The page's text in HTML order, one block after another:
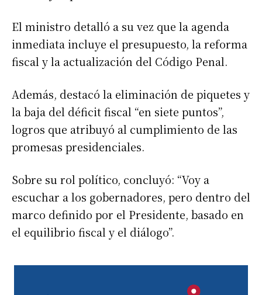
El ministro detalló a su vez que la agenda
inmediata incluye el presupuesto, la reforma
fiscal y la actualización del Código Penal.
Además, destacó la eliminación de piquetes y
la baja del déficit fiscal “en siete puntos”,
logros que atribuyó al cumplimiento de las
promesas presidenciales.
Sobre su rol político, concluyó: “Voy a
escuchar a los gobernadores, pero dentro del
marco definido por el Presidente, basado en
el equilibrio fiscal y el diálogo”.